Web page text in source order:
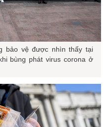
bảo vệ được nhìn thấy tại
bùng phát virus corona ở